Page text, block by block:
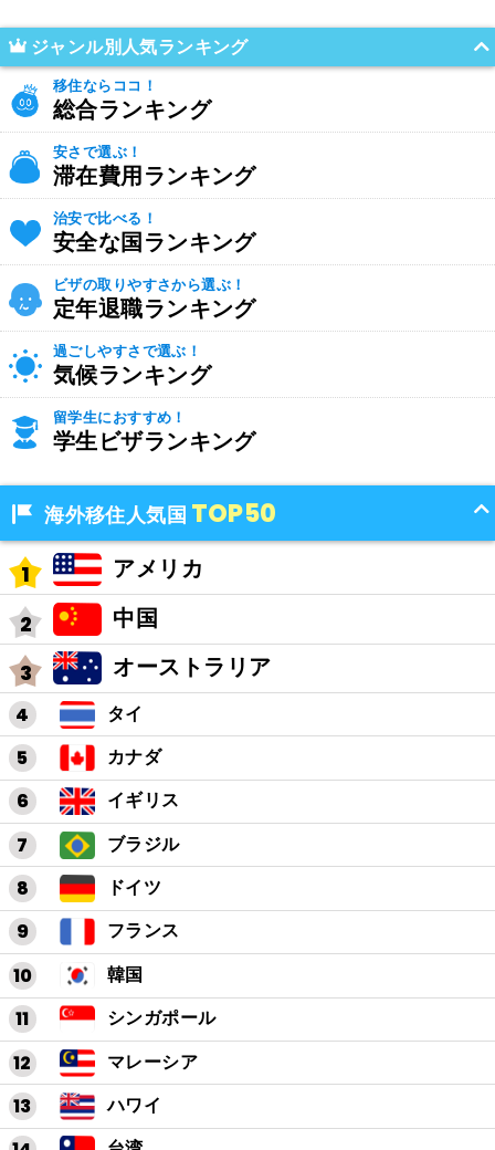
ジャンル別人気ランキング
移住ならココ！
総合ランキング
安さで選ぶ！
滞在費用ランキング
治安で比べる！
安全な国ランキング
ビザの取りやすさから選ぶ！
定年退職ランキング
過ごしやすさで選ぶ！
気候ランキング
留学生におすすめ！
学生ビザランキング
海外移住人気国 TOP50
アメリカ
中国
オーストラリア
タイ
カナダ
イギリス
ブラジル
ドイツ
フランス
韓国
シンガポール
マレーシア
ハワイ